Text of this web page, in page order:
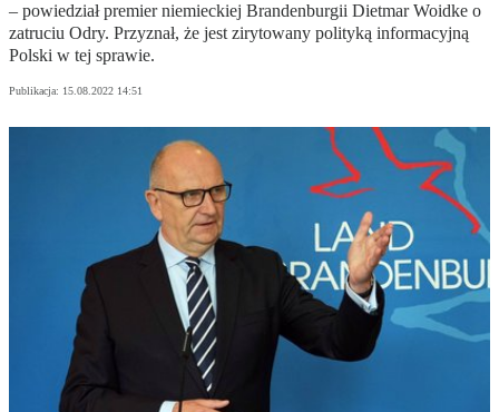
– powiedział premier niemieckiej Brandenburgii Dietmar Woidke o
zatruciu Odry. Przyznał, że jest zirytowany polityką informacyjną
Polski w tej sprawie.
Publikacja: 15.08.2022 14:51